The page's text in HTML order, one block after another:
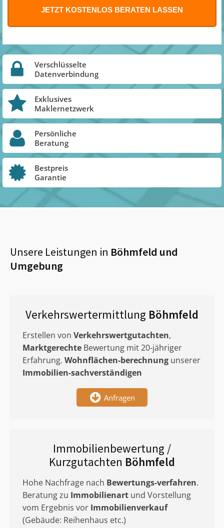
Verschlüsselte
Datenverbindung
Exklusives
Maklernetzwerk
Persönliche
Beratung
Bestpreis
Garantie
Unsere Leistungen in Böhmfeld und
Umgebung
Verkehrswertermittlung Böhmfeld
Erstellen von Verkehrswertgutachten,
Marktgerechte Bewertung mit 20-jähriger
Erfahrung. Wohnflächen-berechnung unserer
Immobilien-sachverständigen
Anfragen
Immobilienbewertung /
Kurzgutachten Böhmfeld
Hohe Nachfrage nach Bewertungs-verfahren.
Beratung zu Immobilienart und Vorstellung
vom Ergebnis vor Immobilienverkauf
(Gebäude: Reihenhaus etc.)